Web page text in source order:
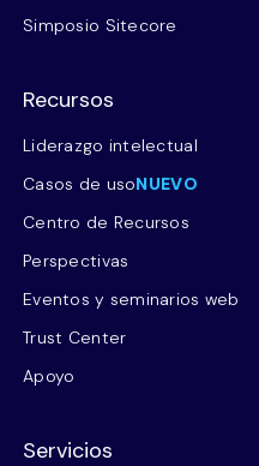
Simposio Sitecore
Recursos
Liderazgo intelectual
Casos de usoNUEVO
Centro de Recursos
Perspectivas
Eventos y seminarios web
Trust Center
Apoyo
Servicios